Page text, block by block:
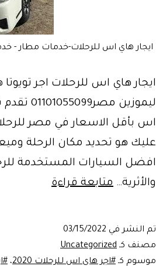
ايجار هاي اس للرحلات-خدمات مطار -
اس بأقل الاسعار في مصر
عليك هو تحديد مكان الرحلة
افضل السيارات المستخدمة
والأثرية… متابعة قراءة
ليموزين
تم النشر في 03/15/2022
مصنف كـ Uncategorized
موسوم كـ #اجر هاي اس للرحلات 2020 ،